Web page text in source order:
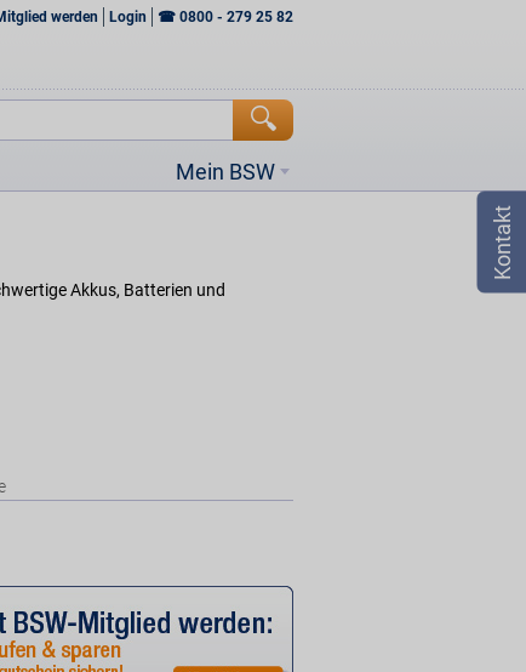
werden Login ☎ 0800 - 279 25 82
Mein BSW
Akkus, Batterien und